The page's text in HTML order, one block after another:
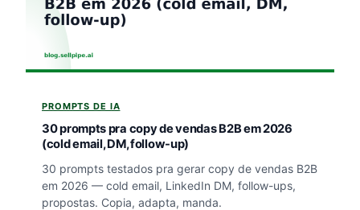
PROMPTS DE IA
30 prompts pra copy de vendas B2B em 2026
(cold email, DM, follow-up)
30 prompts testados pra gerar copy de vendas B2B
em 2026 — cold email, LinkedIn DM, follow-ups,
propostas. Copia, adapta, manda.